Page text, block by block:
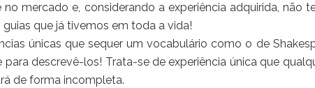
mercado e, considerando a experiência adquirida, não
que já tivemos em toda a vida!
únicas que sequer um vocabulário como o de
para descrevê-los! Trata-se de experiência única que
de forma incompleta.